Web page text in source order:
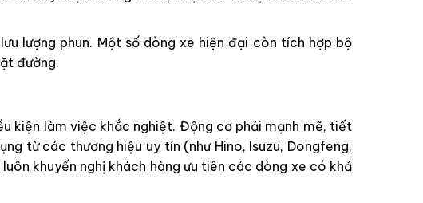
lượng phun. Một số dòng xe hiện đại còn tích hợp bộ
đường.
kiện làm việc khắc nghiệt. Động cơ phải mạnh mẽ, tiết
từ các thương hiệu uy tín (như Hino, Isuzu, Dongfeng,
khuyến nghị khách hàng ưu tiên các dòng xe có khả